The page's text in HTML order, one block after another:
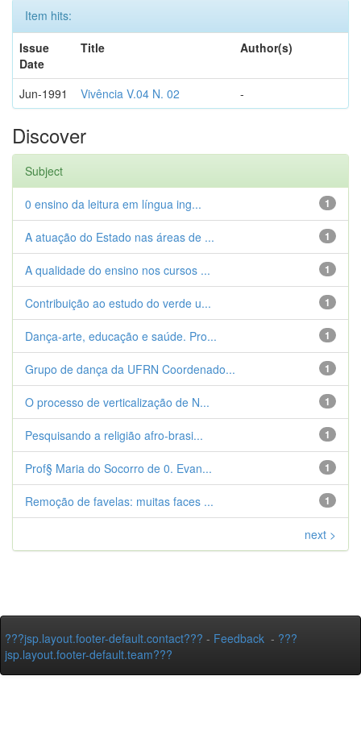
Item hits:
Issue
Date
Title Author(s)
Jun-1991 Vivência V.04 N. 02 -
Discover
Subject
1
0 ensino da leitura em língua ing...
1
A atuação do Estado nas áreas de ...
1
A qualidade do ensino nos cursos ...
1
Contribuição ao estudo do verde u...
1
Dança-arte, educação e saúde. Pro...
1
Grupo de dança da UFRN Coordenado...
1
O processo de verticalização de N...
1
Pesquisando a religião afro-brasi...
1
Prof§ Maria do Socorro de 0. Evan...
1
Remoção de favelas: muitas faces ...
next >
???jsp.layout.footer-default.contact??? - Feedback - ???
jsp.layout.footer-default.team???